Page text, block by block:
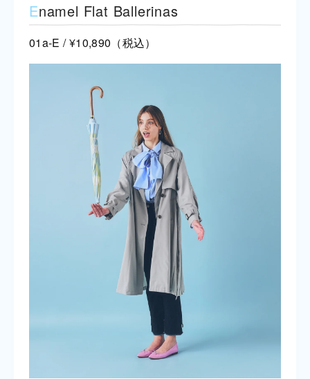
Enamel Flat Ballerinas
01a-E / ¥10,890（税込）